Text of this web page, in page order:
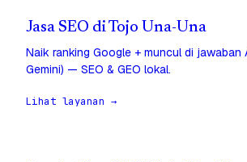
Jasa SEO di Tojo Una-Una
Naik ranking Google + muncul di jawaban
Gemini) — SEO & GEO lokal.
Lihat layanan →